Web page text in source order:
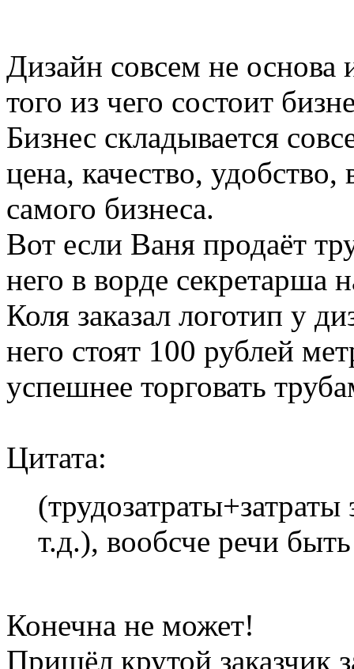
Дизайн совсем не основа
того из чего состоит
Бизнес складывается
цена, качество, удобство,
самого бизнеса.
Вот если Ваня продаёт
него в ворде секретарша
Коля заказал логотип у
него стоят 100 рублей
успешнее торговать
Цитата:
т.д.), вообсче речи
Конечна не может!
Пришёл крутой заказчик